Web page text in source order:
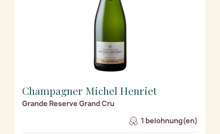
Champagner Michel Henriet
Grande Reserve Grand Cru
1 belohnung(en)